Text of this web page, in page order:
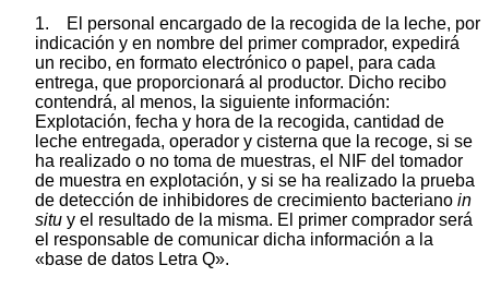
1. El personal encargado de la recogida de la leche, por
indicación y en nombre del primer comprador, expedirá
un recibo, en formato electrónico o papel, para cada
entrega, que proporcionará al productor. Dicho recibo
contendrá, al menos, la siguiente información:
Explotación, fecha y hora de la recogida, cantidad de
leche entregada, operador y cisterna que la recoge, si se
ha realizado o no toma de muestras, el NIF del tomador
de muestra en explotación, y si se ha realizado la prueba
de detección de inhibidores de crecimiento bacteriano in
situ y el resultado de la misma. El primer comprador será
el responsable de comunicar dicha información a la
«base de datos Letra Q».